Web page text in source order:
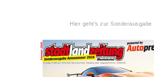
Hier geht's zur Sonderausgabe